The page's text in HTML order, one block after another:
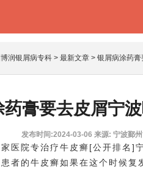
润银屑病专科 > 最新文章 > 银屑病涂药
药膏要去皮屑宁
发布时间:2024-03-06 来源: 宁波鄞
院专治疗牛皮癣[公开排名]
者的牛皮癣如果在这个时候复